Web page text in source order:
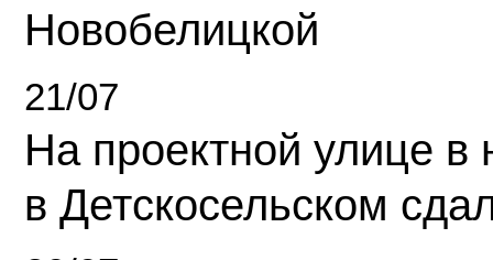
Новобелицкой
21/07
На проектной улице
в Детскосельском